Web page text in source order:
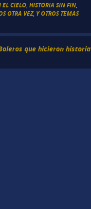
EL CIELO ,HISTORIA SIN FIN
OTRA VEZ, Y OTROS TEMAS
que hicieron historia